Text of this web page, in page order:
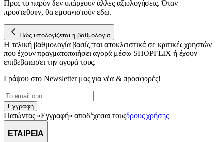
Προς το παρόν δεν υπάρχουν άλλες αξιολογήσεις. Όταν
προστεθούν, θα εμφανιστούν εδώ.
Πώς υπολογίζεται η βαθμολογία
Η τελική βαθμολογία βασίζεται αποκλειστικά σε κριτικές χρηστών
που έχουν πραγματοποιήσει αγορά μέσω SHOPFLIX ή έχουν
επιβεβαιώσει την αγορά τους.
Γράψου στο Νewsletter μας για νέα & προσφορές!
Εγγραφή
Πατώντας «Εγγραφή» αποδέχεσαι τουςόρους χρήσης
ΕΤΑΙΡΕΙΑ